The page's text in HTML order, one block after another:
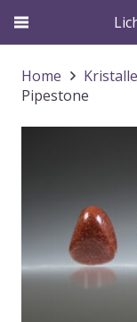
Home
Pipestone